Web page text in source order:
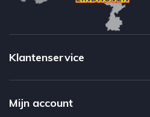
Klantenservice
Mijn account